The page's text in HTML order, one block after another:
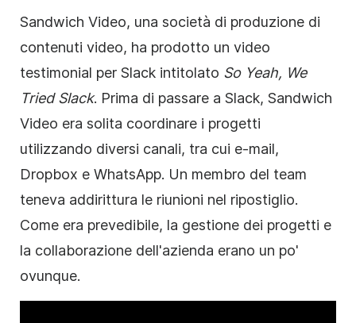
Sandwich Video, una società di produzione di
contenuti video, ha prodotto un video
testimonial per Slack intitolato So Yeah, We
Tried Slack. Prima di passare a Slack, Sandwich
Video era solita coordinare i progetti
utilizzando diversi canali, tra cui e-mail,
Dropbox e WhatsApp. Un membro del team
teneva addirittura le riunioni nel ripostiglio.
Come era prevedibile, la gestione dei progetti e
la collaborazione dell'azienda erano un po'
ovunque.